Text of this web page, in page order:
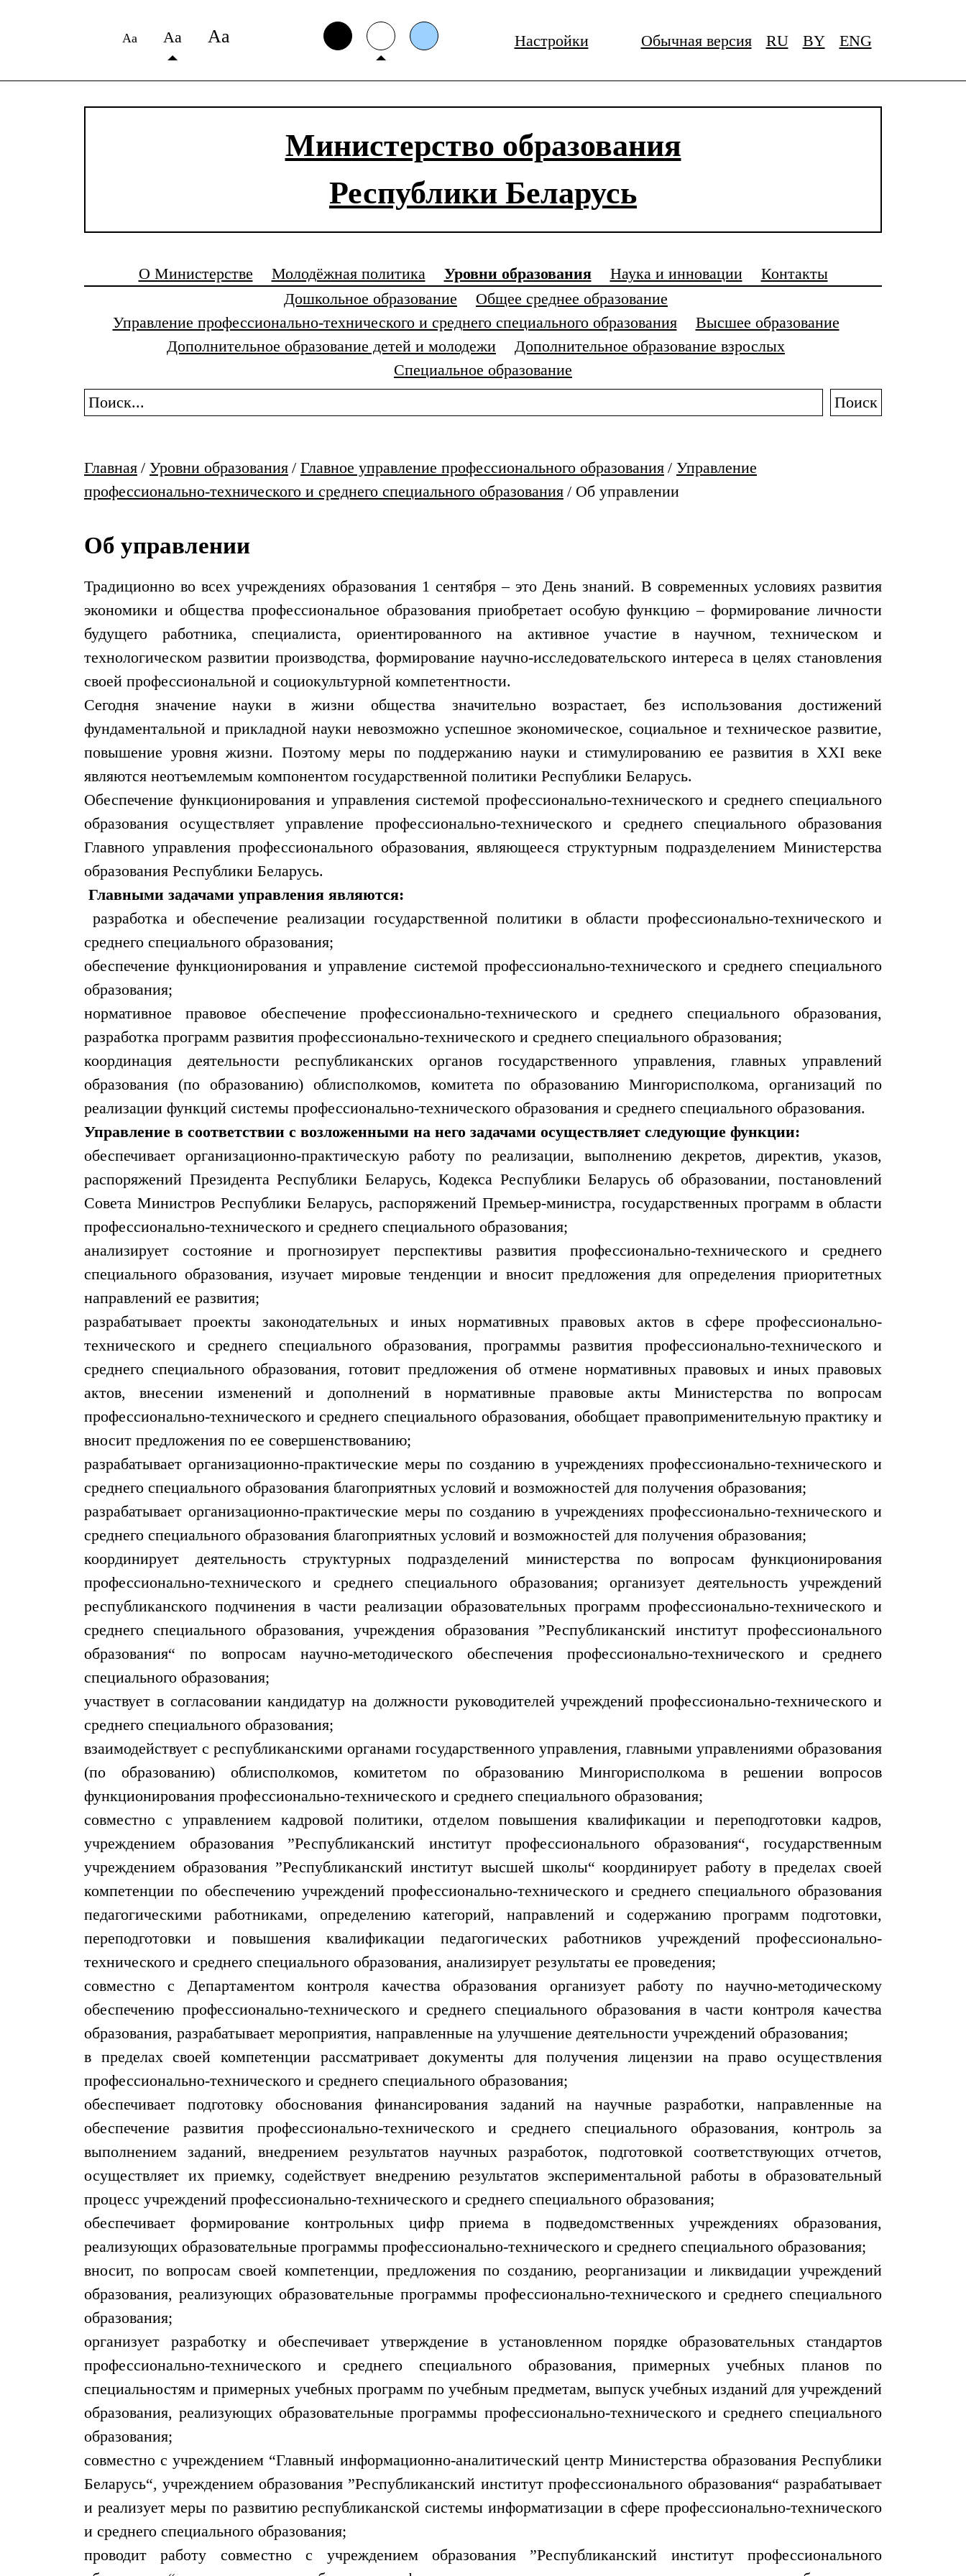
Аа Аа Аа Настройки Обычная версия RU BY ENG
Министерство образования
Республики Беларусь
О Министерстве Молодёжная политика Уровни образования Наука и инновации
Контакты
Дошкольное образование
Общее среднее образование
Управление профессионально-технического и среднего специального образования
Высшее образование
Дополнительное образование детей и молодежи
Дополнительное образование взрослых
Специальное образование
Поиск
Главная / Уровни образования / Главное управление профессионального образования / Управление
профессионально-технического и среднего специального образования / Об управлении
Об управлении
Традиционно во всех учреждениях образования 1 сентября – это День знаний. В современных условиях развития
экономики и общества профессиональное образования приобретает особую функцию – формирование личности
будущего работника, специалиста, ориентированного на активное участие в научном, техническом и
технологическом развитии производства, формирование научно-исследовательского интереса в целях становления
своей профессиональной и социокультурной компетентности.
Сегодня значение науки в жизни общества значительно возрастает, без использования достижений
фундаментальной и прикладной науки невозможно успешное экономическое, социальное и техническое развитие,
повышение уровня жизни. Поэтому меры по поддержанию науки и стимулированию ее развития в XXI веке
являются неотъемлемым компонентом государственной политики Республики Беларусь.
Обеспечение функционирования и управления системой профессионально-технического и среднего специального
образования осуществляет управление профессионально-технического и среднего специального образования
Главного управления профессионального образования, являющееся структурным подразделением Министерства
образования Республики Беларусь.
Главными задачами управления являются:
разработка и обеспечение реализации государственной политики в области профессионально-технического и
среднего специального образования;
обеспечение функционирования и управление системой профессионально-технического и среднего специального
образования;
нормативное правовое обеспечение профессионально-технического и среднего специального образования,
разработка программ развития профессионально-технического и среднего специального образования;
координация деятельности республиканских органов государственного управления, главных управлений
образования (по образованию) облисполкомов, комитета по образованию Мингорисполкома, организаций по
реализации функций системы профессионально-технического образования и среднего специального образования.
Управление в соответствии с возложенными на него задачами осуществляет следующие функции:
обеспечивает организационно-практическую работу по реализации, выполнению декретов, директив, указов,
распоряжений Президента Республики Беларусь, Кодекса Республики Беларусь об образовании, постановлений
Совета Министров Республики Беларусь, распоряжений Премьер-министра, государственных программ в области
профессионально-технического и среднего специального образования;
анализирует состояние и прогнозирует перспективы развития профессионально-технического и среднего
специального образования, изучает мировые тенденции и вносит предложения для определения приоритетных
направлений ее развития;
разрабатывает проекты законодательных и иных нормативных правовых актов в сфере профессионально-
технического и среднего специального образования, программы развития профессионально-технического и
среднего специального образования, готовит предложения об отмене нормативных правовых и иных правовых
актов, внесении изменений и дополнений в нормативные правовые акты Министерства по вопросам
профессионально-технического и среднего специального образования, обобщает правоприменительную практику и
вносит предложения по ее совершенствованию;
разрабатывает организационно-практические меры по созданию в учреждениях профессионально-технического и
среднего специального образования благоприятных условий и возможностей для получения образования;
разрабатывает организационно-практические меры по созданию в учреждениях профессионально-технического и
среднего специального образования благоприятных условий и возможностей для получения образования;
координирует деятельность структурных подразделений министерства по вопросам функционирования
профессионально-технического и среднего специального образования; организует деятельность учреждений
республиканского подчинения в части реализации образовательных программ профессионально-технического и
среднего специального образования, учреждения образования ”Республиканский институт профессионального
образования“ по вопросам научно-методического обеспечения профессионально-технического и среднего
специального образования;
участвует в согласовании кандидатур на должности руководителей учреждений профессионально-технического и
среднего специального образования;
взаимодействует с республиканскими органами государственного управления, главными управлениями образования
(по образованию) облисполкомов, комитетом по образованию Мингорисполкома в решении вопросов
функционирования профессионально-технического и среднего специального образования;
совместно с управлением кадровой политики, отделом повышения квалификации и переподготовки кадров,
учреждением образования ”Республиканский институт профессионального образования“, государственным
учреждением образования ”Республиканский институт высшей школы“ координирует работу в пределах своей
компетенции по обеспечению учреждений профессионально-технического и среднего специального образования
педагогическими работниками, определению категорий, направлений и содержанию программ подготовки,
переподготовки и повышения квалификации педагогических работников учреждений профессионально-
технического и среднего специального образования, анализирует результаты ее проведения;
совместно с Департаментом контроля качества образования организует работу по научно-методическому
обеспечению профессионально-технического и среднего специального образования в части контроля качества
образования, разрабатывает мероприятия, направленные на улучшение деятельности учреждений образования;
в пределах своей компетенции рассматривает документы для получения лицензии на право осуществления
профессионально-технического и среднего специального образования;
обеспечивает подготовку обоснования финансирования заданий на научные разработки, направленные на
обеспечение развития профессионально-технического и среднего специального образования, контроль за
выполнением заданий, внедрением результатов научных разработок, подготовкой соответствующих отчетов,
осуществляет их приемку, содействует внедрению результатов экспериментальной работы в образовательный
процесс учреждений профессионально-технического и среднего специального образования;
обеспечивает формирование контрольных цифр приема в подведомственных учреждениях образования,
реализующих образовательные программы профессионально-технического и среднего специального образования;
вносит, по вопросам своей компетенции, предложения по созданию, реорганизации и ликвидации учреждений
образования, реализующих образовательные программы профессионально-технического и среднего специального
образования;
организует разработку и обеспечивает утверждение в установленном порядке образовательных стандартов
профессионально-технического и среднего специального образования, примерных учебных планов по
специальностям и примерных учебных программ по учебным предметам, выпуск учебных изданий для учреждений
образования, реализующих образовательные программы профессионально-технического и среднего специального
образования;
совместно с учреждением “Главный информационно-аналитический центр Министерства образования Республики
Беларусь“, учреждением образования ”Республиканский институт профессионального образования“ разрабатывает
и реализует меры по развитию республиканской системы информатизации в сфере профессионально-технического
и среднего специального образования;
проводит работу совместно с учреждением образования ”Республиканский институт профессионального